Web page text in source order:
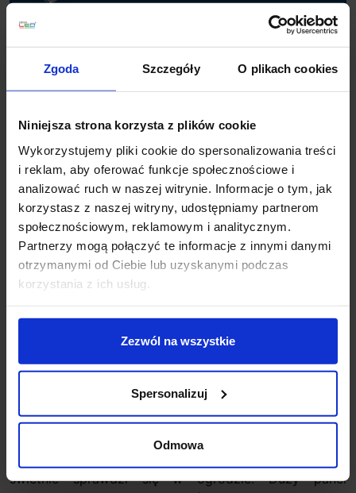
Zgoda Szczegóły O plikach cookies
Niniejsza strona korzysta z plików cookie
Wykorzystujemy pliki cookie do spersonalizowania treści
i reklam, aby oferować funkcje społecznościowe i
analizować ruch w naszej witrynie. Informacje o tym, jak
korzystasz z naszej witryny, udostępniamy partnerom
społecznościowym, reklamowym i analitycznym.
Partnerzy mogą połączyć te informacje z innymi danymi
otrzymanymi od Ciebie lub uzyskanymi podczas
korzystania z ich usług.
Zezwól na wszystkie
Spersonalizuj
Odmowa
Jeśli masz pytania lub potrzebujesz pomocy, zadzwoń
odpowiedzi na e-maile od 8:00 do 22:00.
phone
email sklep@salonled.pl
Metody płatności
Koszt dostawy
świetnie sprawdzi się w ogrodzie. Duży panel